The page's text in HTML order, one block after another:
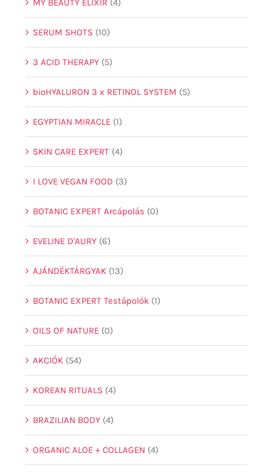
MY BEAUTY ELIXIR (4)
SERUM SHOTS (10)
3 ACID THERAPY (5)
bioHYALURON 3 x RETINOL SYSTEM (5)
EGYPTIAN MIRACLE (1)
SKIN CARE EXPERT (4)
I LOVE VEGAN FOOD (3)
BOTANIC EXPERT Arcápolás (0)
EVELINE D'AURY (6)
AJÁNDÉKTÁRGYAK (13)
BOTANIC EXPERT Testápolók (1)
OILS OF NATURE (0)
AKCIÓK (54)
KOREAN RITUALS (4)
BRAZILIAN BODY (4)
ORGANIC ALOE + COLLAGEN (4)